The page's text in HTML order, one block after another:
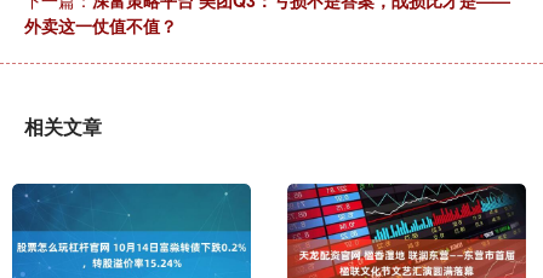
外卖这一仗值不值？
相关文章